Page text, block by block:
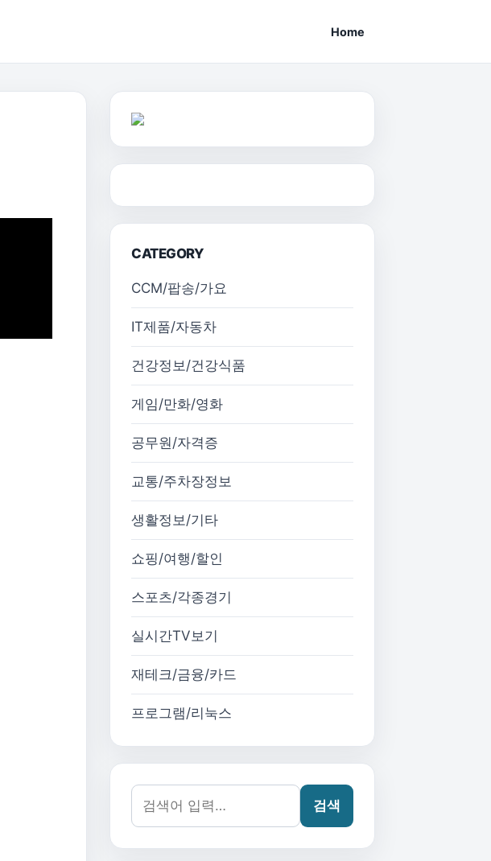
Home
CATEGORY
CCM/팝송/가요
IT제품/자동차
건강정보/건강식품
게임/만화/영화
공무원/자격증
교통/주차장정보
생활정보/기타
쇼핑/여행/할인
스포츠/각종경기
실시간TV보기
재테크/금융/카드
프로그램/리눅스
검색어:
검색